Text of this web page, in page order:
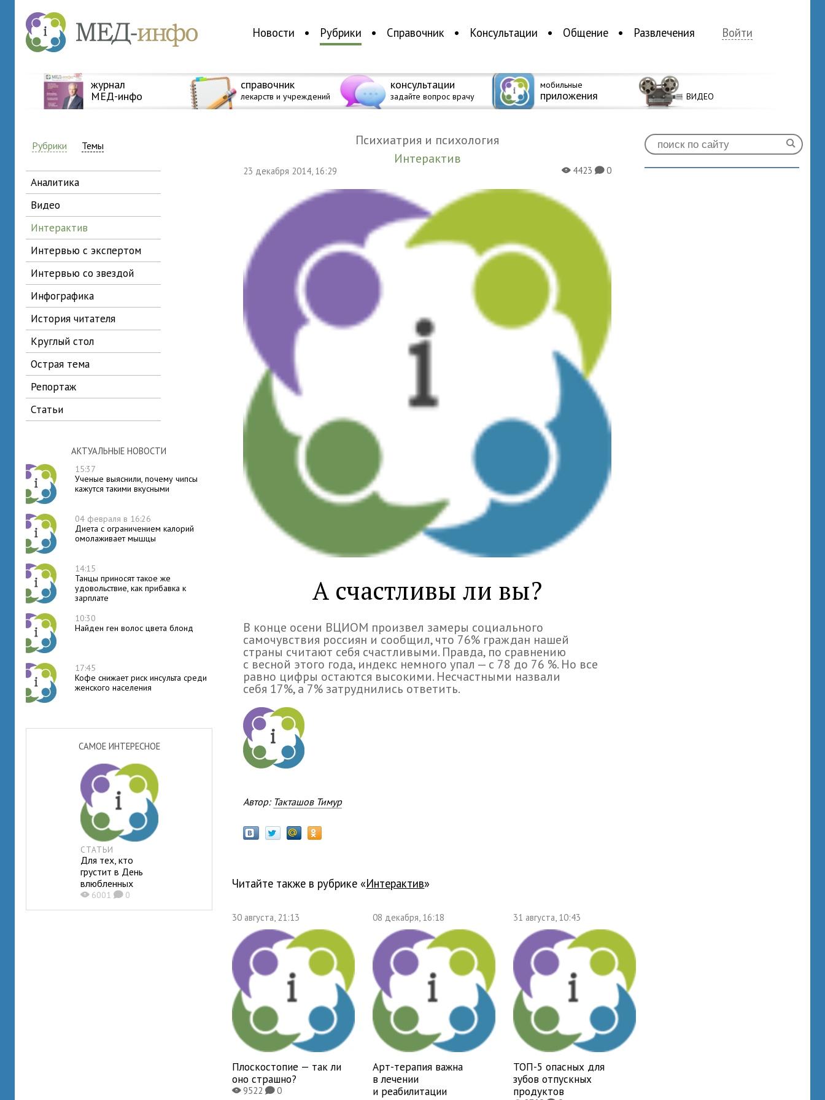
Новости Рубрики Справочник Консультации Общение Развлечения Войти
журнал
МЕД-инфо
справочник
лекарств и учреждений
консультации
задайте вопрос врачу
мобильные
приложения ВИДЕО
Рубрики Темы
аналитика
видео
интерактив
интервью с экспертом
интервью со звездой
инфографика
история читателя
круглый стол
острая тема
репортаж
статьи
АКТУАЛЬНЫЕ НОВОСТИ
15:37
Ученые выяснили, почему чипсы
кажутся такими вкусными
04 февраля в 16:26
Диета с ограничением калорий
омолаживает мышцы
14:15
Танцы приносят такое же
удовольствие, как прибавка к
зарплате
10:30
Найден ген волос цвета блонд
17:45
Кофе снижает риск инсульта среди
женского населения
САМОЕ ИНТЕРЕСНОЕ
СТАТЬИ
Для тех, кто
грустит в День
влюбленных
X6001 K0
Психиатрия и психология
Интерактив
23 декабря 2014, 16:29 X4423K0
А счастливы ли вы?
В конце осени ВЦИОМ произвел замеры социального
самочувствия россиян и сообщил, что 76% граждан нашей
страны считают себя счастливыми. Правда, по сравнению
с весной этого года, индекс немного упал — с 78 до 76 %. Но все
равно цифры остаются высокими. Несчастными назвали
себя 17%, а 7% затруднились ответить.
Автор: Такташов Тимур
Читайте также в рубрике « Интерактив»
30 августа, 21:13
Плоскостопие — так ли
оно страшно?
X9522K0
08 декабря, 16:18
Арт-терапия важна
в лечении
и реабилитации
31 августа, 10:43
ТОП-5 опасных для
зубов отпускных
продуктов